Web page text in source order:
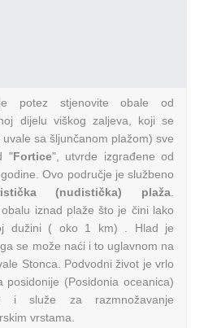
potez stjenovite obale od
dijelu viškog zaljeva, koji se
uvale sa šljunčanom plažom) sve
"Fortice", utvrde izgrađene od
Ovo područje je službeno
(nudistička) plaža
iznad plaže što je čini lako
dužini ( oko 1 km) . Hlad je
se može naći i to uglavnom na
Stonca. Podvodni život je vrlo
posidonije (Posidonia oceanica)
i služe za razmnožavanje
vrstama.